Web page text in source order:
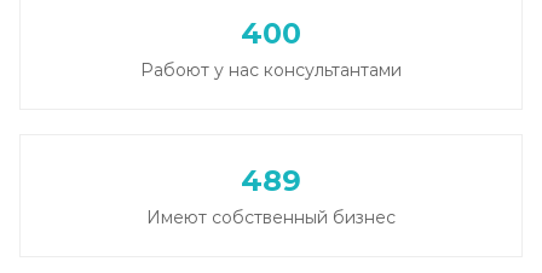
Вывод из запоя в стационаре (сутки)
Записаться
400
Рабоют у нас консультантами
489
Имеют собственный бизнес